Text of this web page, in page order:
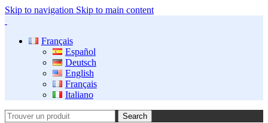
Skip to navigation Skip to main content
Français
Español
Deutsch
English
Français
Italiano
Search